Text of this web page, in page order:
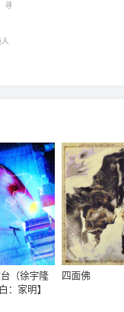
寻
（徐宇隆
：家明】
四面佛